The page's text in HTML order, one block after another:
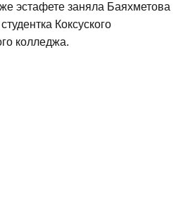
эстафете заняла Баяхметова
Коксуского
колледжа.